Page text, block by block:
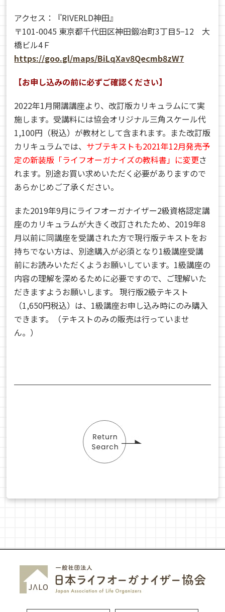
アクセス：『RIVERLD神田』
〒101-0045 東京都千代田区神田鍛冶町3丁目5−12 大
橋ビル4Ｆ
https://goo.gl/maps/BiLqXav8Qecmb8zW7
【お申し込みの前に必ずご確認ください】
2022年1月開講講座より、改訂版カリキュラムにて実
施します。受講料には協会オリジナル三角スケール代
1,100円（税込）が教材として含まれます。また改訂版
カリキュラムでは、 サブテキストも2021年12月発売予
定の新装版「ライフオーガナイズの教科書」に変更さ
れます。別途お買い求めいただく必要がありますので
あらかじめご了承ください。
また2019年9月にライフオーガナイザー2級資格認定講
座のカリキュラムが大きく改訂されたため、2019年8
月以前に同講座を受講された方で現行版テキストをお
持ちでない方は、別途購入が必須となり1級講座受講
前にお読みいただくようお願いしています。1級講座の
内容の理解を深めるために必要ですので、ご理解いた
だきますようお願いします。 現行版2級テキスト
（1,650円税込）は、1級講座お申し込み時にのみ購入
できます。（テキストのみの販売は行っていませ
ん。）